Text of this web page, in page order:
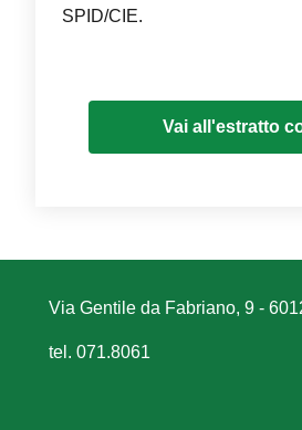
SPID/CIE.
Vai all'estratto
Via Gentile da Fabriano, 9 -
tel. 071.8061